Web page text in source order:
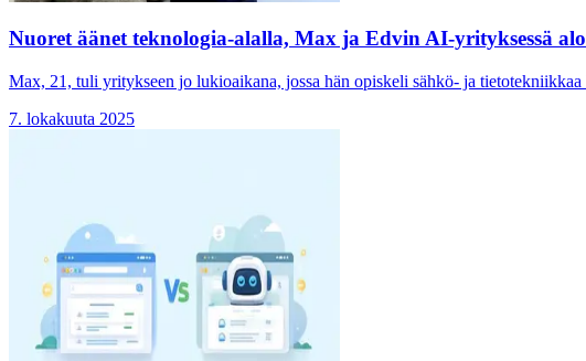
Nuoret äänet teknologia-alalla, Max ja Edvin AI-yrityksessä
Max, 21, tuli yritykseen jo lukioaikana, jossa hän opiskeli sähkö- ja
7. lokakuuta 2025